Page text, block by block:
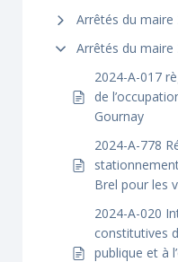
Arrêtés du maire
Arrêtés du maire
2024-A-017
de
Gournay
2024-A-778
Brel pour les
2024-A-020
constitutives
publique et à